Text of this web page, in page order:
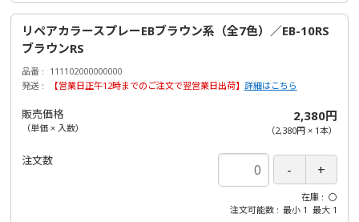
リペアカラースプレーEBブラウン系（全7色）／EB-10RS
ブラウンRS
品番
111102000000000
発送
【営業日正午12時までのご注文で翌営業日出荷】 詳細はこちら
販売価格
（単価 × 入数）
2,380円
（2,380円× 1本）
注文数
在庫
〇
注文可能数
最小 1 最大 1